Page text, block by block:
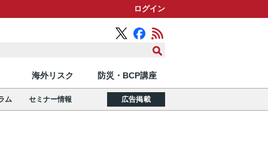
ログイン
海外リスク 防災・BCP講座
ム セミナー情報 広告掲載